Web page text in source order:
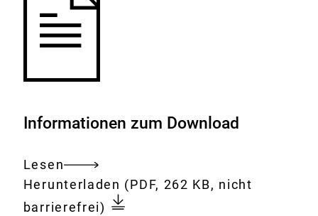
Informationen zum Download
Lesen
Gesamtes
Dokument
Download:
Herunterladen 32-
sitzung-
(PDF, 262 KB, nicht
barrierefrei)